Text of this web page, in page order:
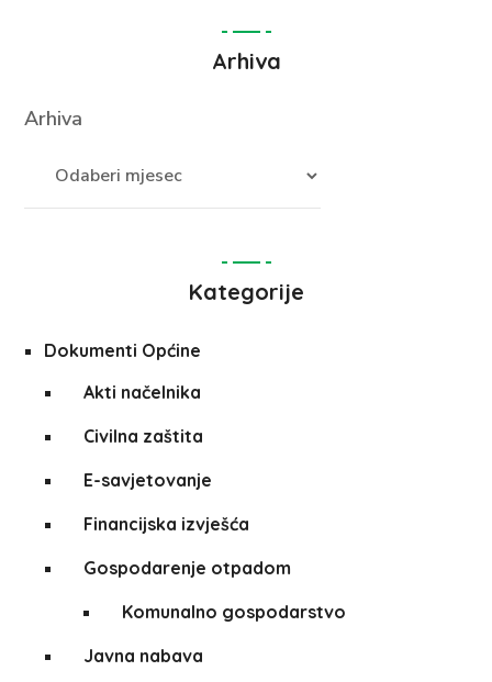
Arhiva
Arhiva
Kategorije
Dokumenti Općine
Akti načelnika
Civilna zaštita
E-savjetovanje
Financijska izvješća
Gospodarenje otpadom
Komunalno gospodarstvo
Javna nabava